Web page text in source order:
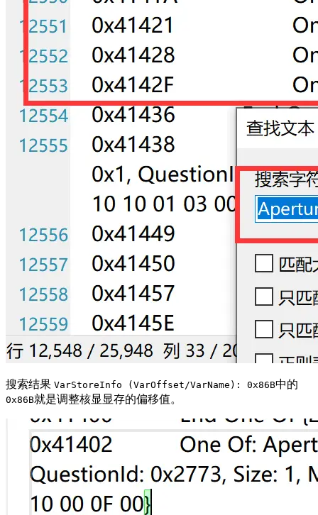
搜索结果 VarStoreInfo (VarOffset/VarName): 0x86B中的
0x86B就是调整核显显存的偏移值。